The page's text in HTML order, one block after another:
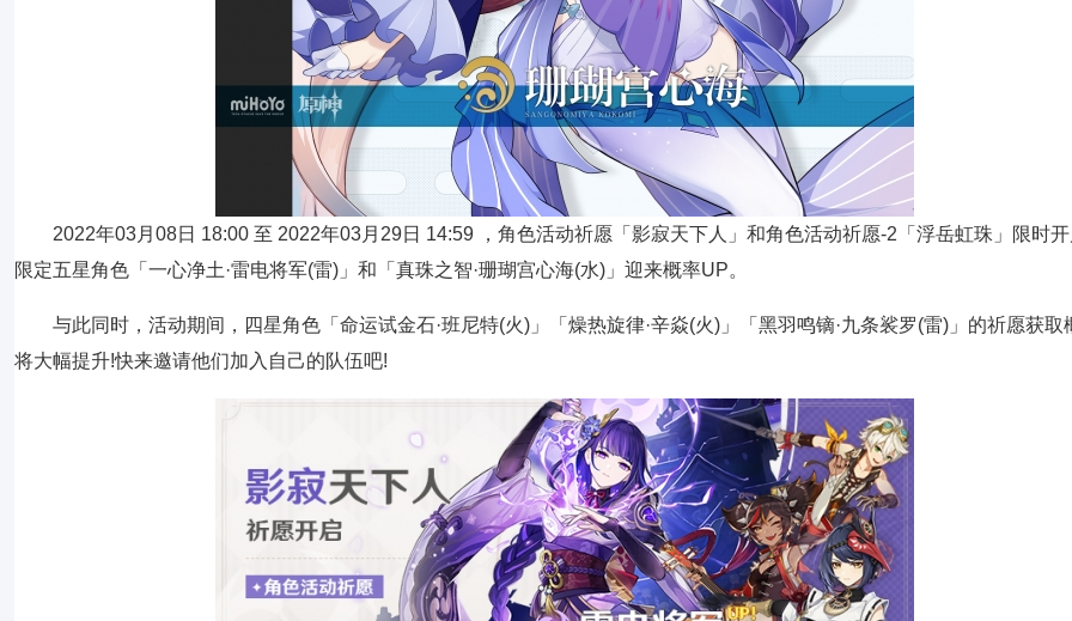
2022年03月08日 18:00 至 2022年03月29日 14:59 ，角色活动祈愿「影寂天下人」和角色活动祈愿-2「浮岳虹珠」限时
限定五星角色「一心净土·雷电将军(雷)」和「真珠之智·珊瑚宫心海(水)」迎来概率UP。
与此同时，活动期间，四星角色「命运试金石·班尼特(火)」「燥热旋律·辛焱(火)」「黑羽鸣镝·九条裟罗(雷)」的祈愿获取
将大幅提升!快来邀请他们加入自己的队伍吧!